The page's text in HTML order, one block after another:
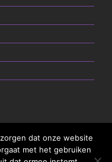
dat onze website
met het gebruiken